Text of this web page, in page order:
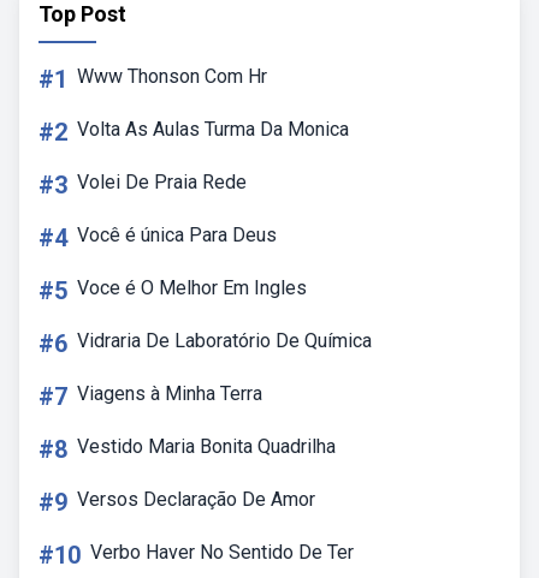
Top Post
#1 Www Thonson Com Hr
#2 Volta As Aulas Turma Da Monica
#3 Volei De Praia Rede
#4 Você é única Para Deus
#5 Voce é O Melhor Em Ingles
#6 Vidraria De Laboratório De Química
#7 Viagens à Minha Terra
#8 Vestido Maria Bonita Quadrilha
#9 Versos Declaração De Amor
#10 Verbo Haver No Sentido De Ter